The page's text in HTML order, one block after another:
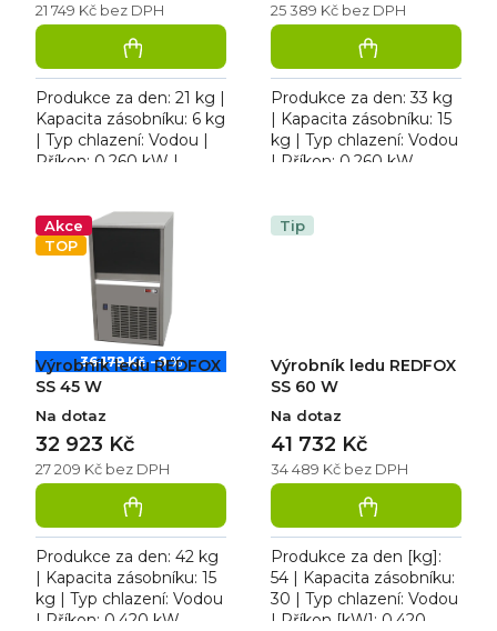
21 749 Kč bez DPH
Produkce za den: 21 kg |
Kapacita zásobníku: 6 kg
| Typ chlazení: Vodou |
Příkon: 0,260 kW |
REDFOX SS 25 W,
kostkový...
25 389 Kč bez DPH
Produkce za den: 33 kg
| Kapacita zásobníku: 15
kg | Typ chlazení: Vodou
| Příkon: 0,260 kW.
bez odpadového...
Akce
TOP
36 179 Kč –9 %
Výrobník ledu REDFOX
SS 45 W
Na dotaz
27 209 Kč bez DPH
32 923 Kč
Produkce za den: 42 kg
| Kapacita zásobníku: 15
kg | Typ chlazení: Vodou
| Příkon: 0,420 kW.
Tip
Výrobník ledu REDFOX
SS 60 W
Na dotaz
34 489 Kč bez DPH
41 732 Kč
Produkce za den [kg]:
54 | Kapacita zásobníku:
30 | Typ chlazení: Vodou
| Příkon [kW]: 0,420.